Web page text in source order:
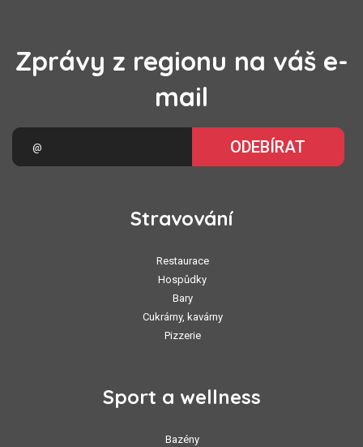
Zprávy z regionu na váš e-
mail
ODEBÍRAT
Stravování
Restaurace
Hospůdky
Bary
Cukrárny, kavárny
Pizzerie
Sport a wellness
Bazény